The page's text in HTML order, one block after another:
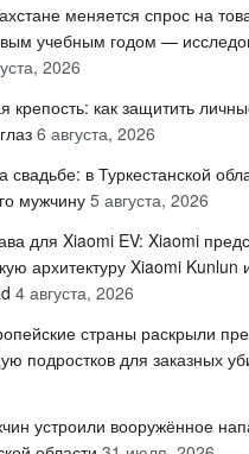
меняется спрос на
учебным годом —
2026
крепость: как защитить
6 августа, 2026
свадьбе: в Туркестанской
мужчину 5 августа, 2026
для Xiaomi EV: Xiaomi
архитектуру Xiaomi
4 августа, 2026
страны раскрыли
подростков для заказных
устроили вооружённое